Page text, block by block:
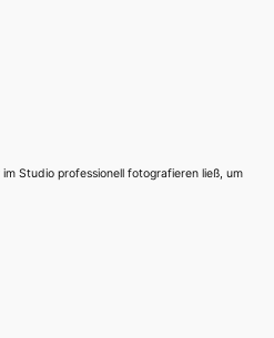
Studio professionell fotografieren ließ, um